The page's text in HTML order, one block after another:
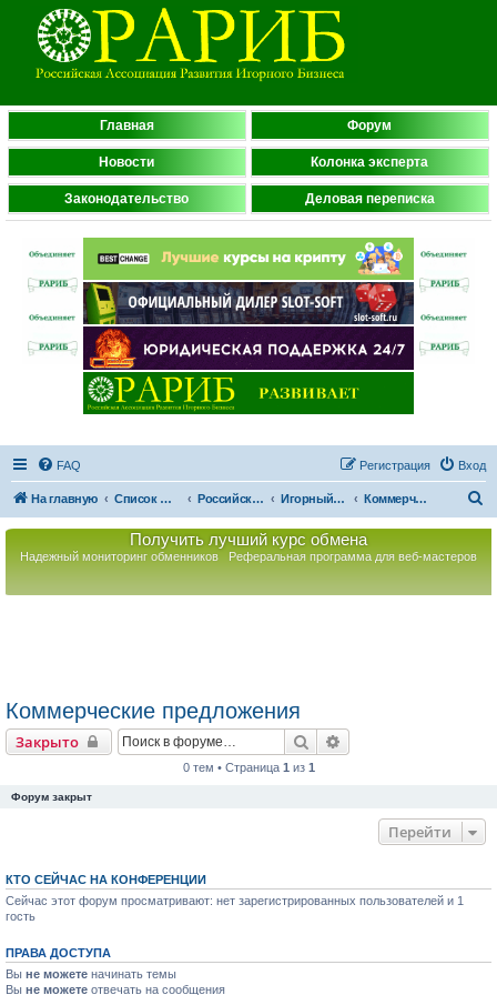
Главная Форум
Новости Колонка эксперта
Законодательство Деловая переписка
FAQ Вход
Регистрация
На главную Список форумов Российская Ассоциация Развития Игорного Бизнеса Игорный бизнес зарубежом Коммерческие предложения
Получить лучший курс обмена
Надежный мониторинг обменников Реферальная программа для веб-мастеров
Коммерческие предложения
Закрыто Поиск
0 тем • Страница 1 из 1
Форум закрыт
Перейти
КТО СЕЙЧАС НА КОНФЕРЕНЦИИ
Сейчас этот форум просматривают: нет зарегистрированных пользователей и 1
гость
ПРАВА ДОСТУПА
Вы не можете начинать темы
Вы не можете отвечать на сообщения